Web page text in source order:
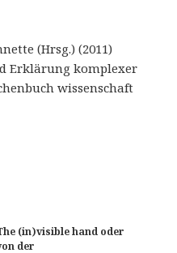
(Hrsg.) (2011)
Erklärung komplexer
wissenschaft
(in)visible hand oder
der